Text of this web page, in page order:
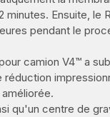
minutes. Ensuite, le
pendant le
camion V4™ a
réduction
qu'un centre de